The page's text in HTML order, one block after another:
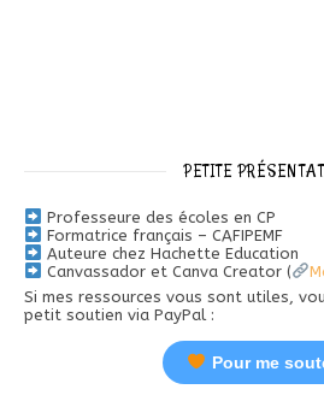
PETITE
Professeure des écoles en CP
Formatrice français – CAFIPEMF
Auteure chez Hachette Education
Canvassador et Canva Creator (
Si mes ressources vous sont utiles,
petit soutien via PayPal :
Pour me